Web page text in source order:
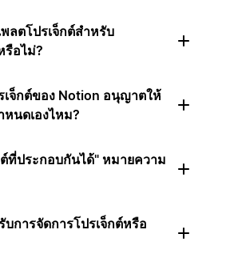
ลตโปรเจ็กต์สำหรับ
รือไม่?
เจ็กต์ของ Notion อนุญาตให้
หนดเองไหม?
ที่ประกอบกันได้" หมายความ
การจัดการโปรเจ็กต์หรือ